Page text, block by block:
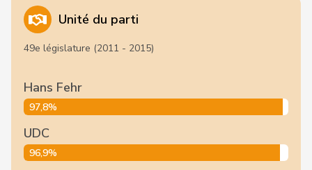
Unité du parti
49e législature (2011 - 2015)
Hans Fehr
97,8%
UDC
96,9%